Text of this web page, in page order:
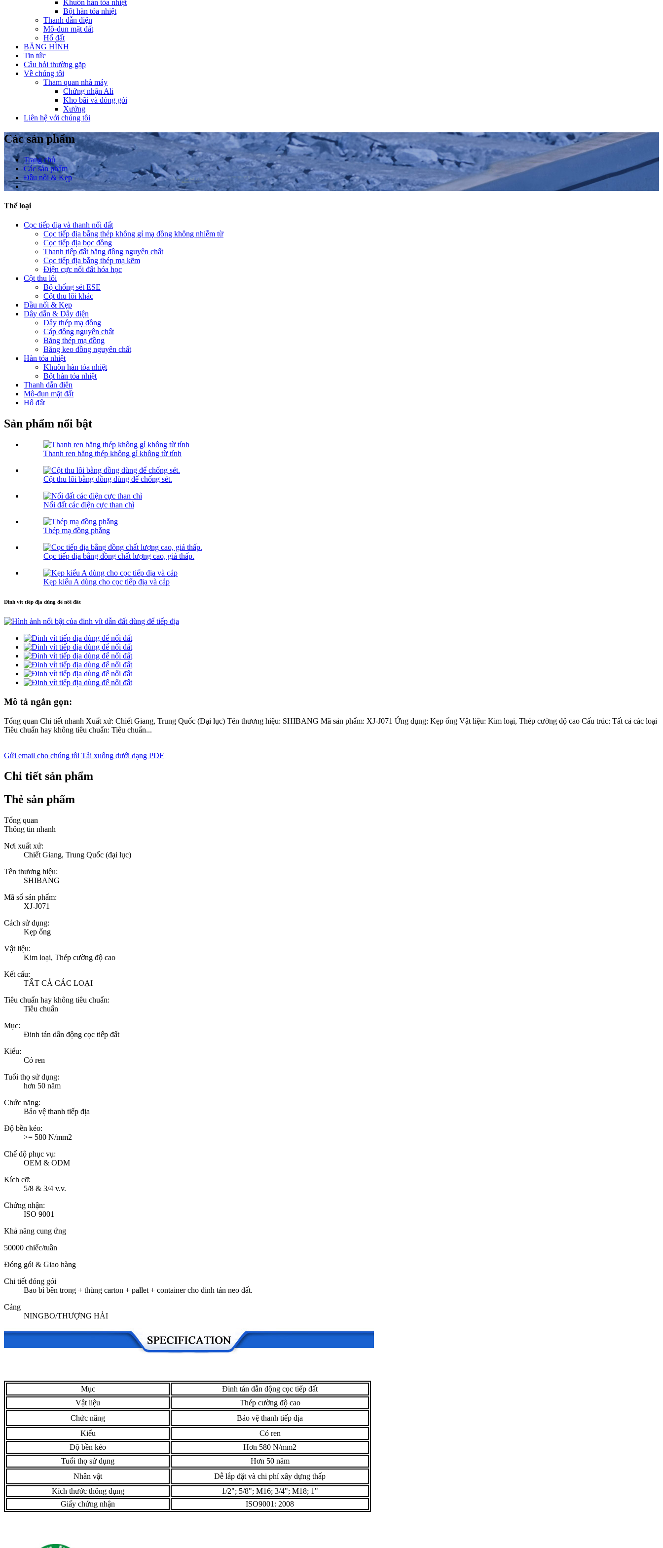
Khuôn hàn tỏa nhiệt
Bột hàn tỏa nhiệt
Thanh dẫn điện
Mô-đun mặt đất
Hố đất
BĂNG HÌNH
Tin tức
Câu hỏi thường gặp
Về chúng tôi
Tham quan nhà máy
Chứng nhận Ali
Kho bãi và đóng gói
Xưởng
Liên hệ với chúng tôi
Các sản phẩm
Trang chủ
Các sản phẩm
Đầu nối & Kẹp
Thể loại
Cọc tiếp địa và thanh nối đất
Cọc tiếp địa bằng thép không gỉ mạ đồng không nhiễm từ
Cọc tiếp địa bọc đồng
Thanh tiếp đất bằng đồng nguyên chất
Cọc tiếp địa bằng thép mạ kẽm
Điện cực nối đất hóa học
Cột thu lôi
Bộ chống sét ESE
Cột thu lôi khác
Đầu nối & Kẹp
Dây dẫn & Dây điện
Dây thép mạ đồng
Cáp đồng nguyên chất
Băng thép mạ đồng
Băng keo đồng nguyên chất
Hàn tỏa nhiệt
Khuôn hàn tỏa nhiệt
Bột hàn tỏa nhiệt
Thanh dẫn điện
Mô-đun mặt đất
Hố đất
Sản phẩm nổi bật
Thanh ren bằng thép không gỉ không từ tính
Cột thu lôi bằng đồng dùng để chống sét.
Nối đất các điện cực than chì
Thép mạ đồng phẳng
Cọc tiếp địa bằng đồng chất lượng cao, giá thấp.
Kẹp kiểu A dùng cho cọc tiếp địa và cáp
Đinh vít tiếp địa dùng để nối đất
Mô tả ngắn gọn:
Tổng quan Chi tiết nhanh Xuất xứ: Chiết Giang, Trung Quốc (Đại lục) Tên thương hiệu: SHIBANG Mã sản phẩm: XJ-J071 Ứng dụng: Kẹp ống Vật liệu: Kim loại, Thép cường độ cao Cấu trúc: Tất cả các loại
Tiêu chuẩn hay không tiêu chuẩn: Tiêu chuẩn...
Gửi email cho chúng tôi Tải xuống dưới dạng PDF
Chi tiết sản phẩm
Thẻ sản phẩm
Tổng quan
Thông tin nhanh
Nơi xuất xứ:
Chiết Giang, Trung Quốc (đại lục)
Tên thương hiệu:
SHIBANG
Mã số sản phẩm:
XJ-J071
Cách sử dụng:
Kẹp ống
Vật liệu:
Kim loại, Thép cường độ cao
Kết cấu:
TẤT CẢ CÁC LOẠI
Tiêu chuẩn hay không tiêu chuẩn:
Tiêu chuẩn
Mục:
Đinh tán dẫn động cọc tiếp đất
Kiểu:
Có ren
Tuổi thọ sử dụng:
hơn 50 năm
Chức năng:
Bảo vệ thanh tiếp địa
Độ bền kéo:
>= 580 N/mm2
Chế độ phục vụ:
OEM & ODM
Kích cỡ:
5/8 & 3/4 v.v.
Chứng nhận:
ISO 9001
Khả năng cung ứng
50000 chiếc/tuần
Đóng gói & Giao hàng
Chi tiết đóng gói
Bao bì bên trong + thùng carton + pallet + container cho đinh tán neo đất.
Cảng
NINGBO/THƯỢNG HẢI
Mục
Đinh tán dẫn động cọc tiếp đất
Vật liệu
Thép cường độ cao
Chức năng
Bảo vệ thanh tiếp địa
Kiểu
Có ren
Độ bền kéo
Hơn 580 N/mm2
Tuổi thọ sử dụng
Hơn 50 năm
Nhân vật
Dễ lắp đặt và chi phí xây dựng thấp
Kích thước thông dụng
1/2"; 5/8"; M16; 3/4"; M18; 1"
Giấy chứng nhận
ISO9001: 2008